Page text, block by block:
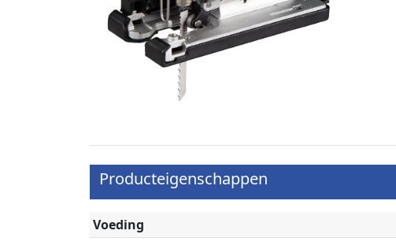
Producteigenschappen
Voeding